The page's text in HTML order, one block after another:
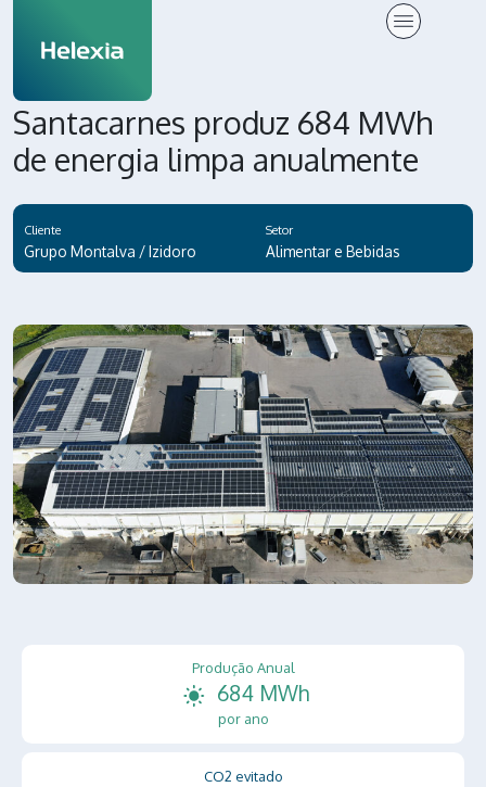
Santacarnes produz 684 MWh
de energia limpa anualmente
Cliente
Grupo Montalva / Izidoro
Setor
Alimentar e Bebidas
Produção Anual
684 MWh
por ano
CO2 evitado